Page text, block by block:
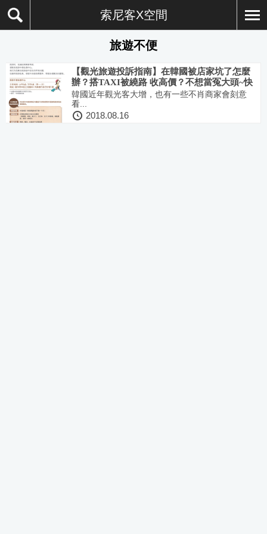
索尼客X空間
旅遊不便
【觀光旅遊投訴指南】在韓國被店家坑了怎麼
辦？搭TAXI被繞路 收高價？不想當冤大頭~快
記下來！
韓國近年觀光客大增，也有一些不肖商家會刻意
看...
2018.08.16